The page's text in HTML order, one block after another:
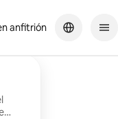
anfitrión